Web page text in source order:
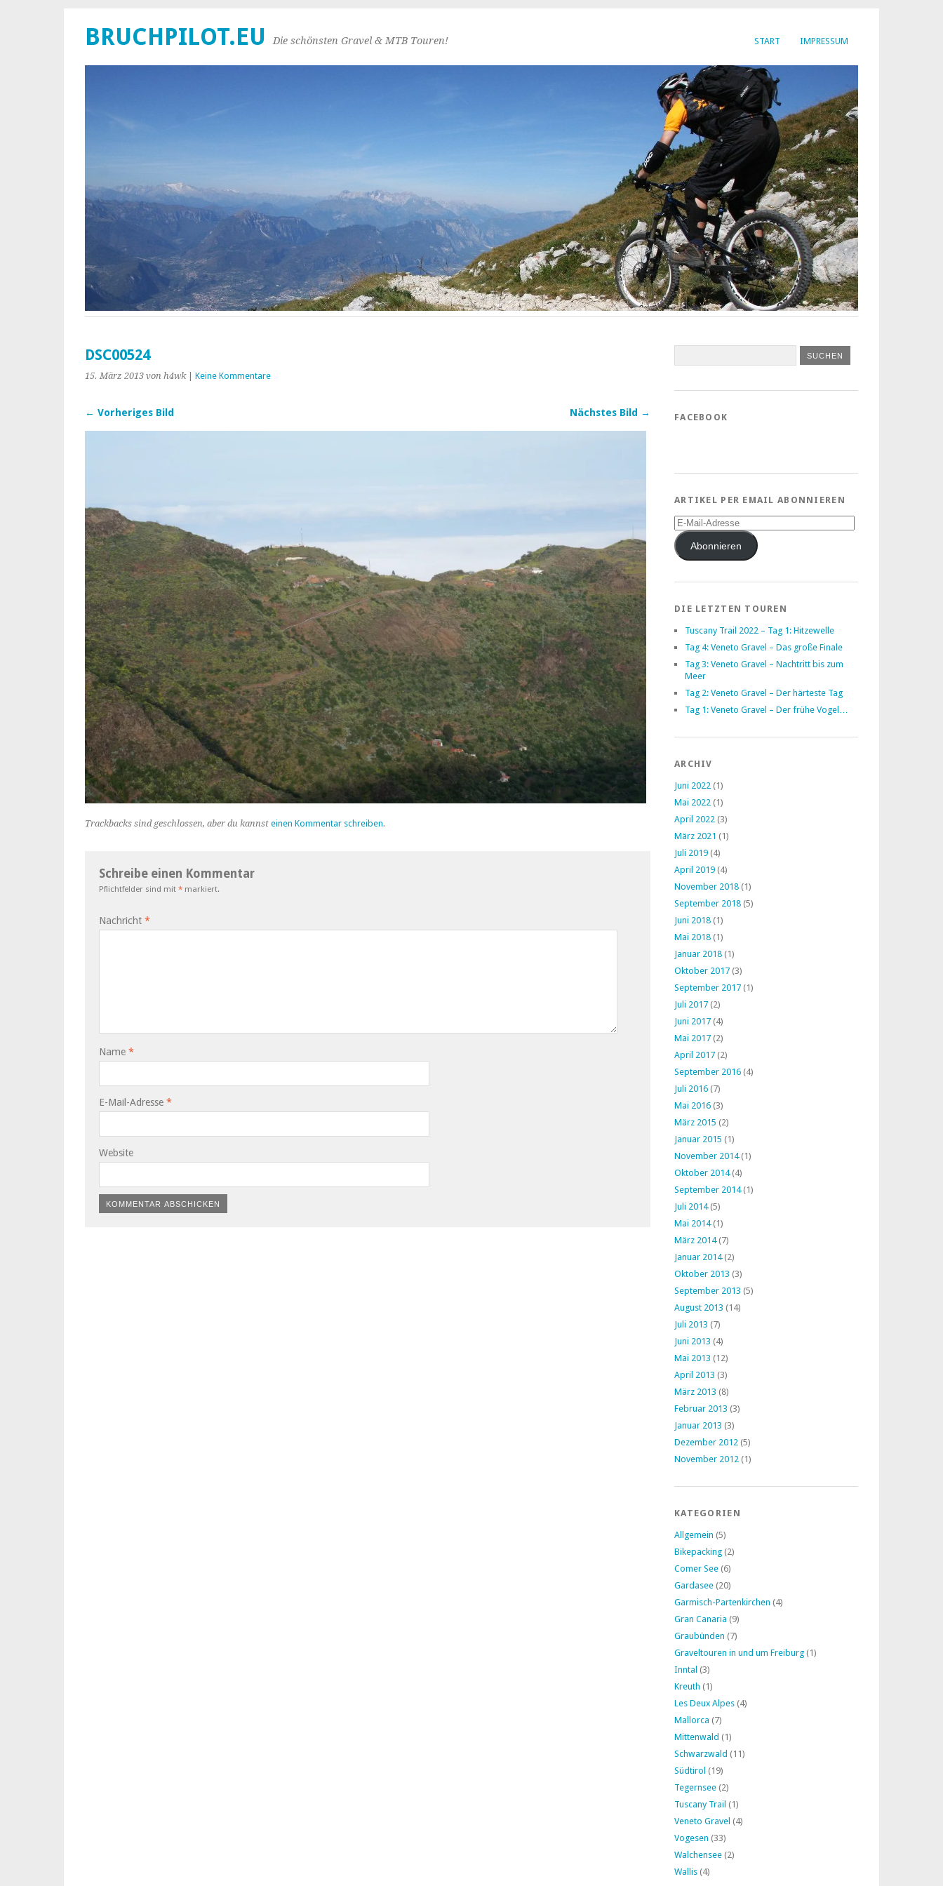
START IMPRESSUM
BRUCHPILOT.EU Die schönsten Gravel & MTB Touren!
DSC00524
15. März 2013 von h4wk| Keine Kommentare
← Vorheriges Bild Nächstes Bild →
Trackbacks sind geschlossen, aber du kannst einen Kommentar schreiben.
Schreibe einen Kommentar
Pflichtfelder sind mit * markiert.
Nachricht *
Name *
E-Mail-Adresse *
Website
FACEBOOK
ARTIKEL PER EMAIL ABONNIEREN
E-
Mail-
AdresseAbonnieren
DIE LETZTEN TOUREN
Tuscany Trail 2022 – Tag 1: Hitzewelle
Tag 4: Veneto Gravel – Das große Finale
Tag 3: Veneto Gravel – Nachtritt bis zum
Meer
Tag 2: Veneto Gravel – Der härteste Tag
Tag 1: Veneto Gravel – Der frühe Vogel…
ARCHIV
Juni 2022 (1)
Mai 2022 (1)
April 2022 (3)
März 2021 (1)
Juli 2019 (4)
April 2019 (4)
November 2018 (1)
September 2018 (5)
Juni 2018 (1)
Mai 2018 (1)
Januar 2018 (1)
Oktober 2017 (3)
September 2017 (1)
Juli 2017 (2)
Juni 2017 (4)
Mai 2017 (2)
April 2017 (2)
September 2016 (4)
Juli 2016 (7)
Mai 2016 (3)
März 2015 (2)
Januar 2015 (1)
November 2014(1)
Oktober 2014(4)
September 2014(1)
Juli 2014(5)
Mai 2014(1)
März 2014(7)
Januar 2014(2)
Oktober 2013 (3)
September 2013 (5)
August 2013 (14)
Juli 2013 (7)
Juni 2013 (4)
Mai 2013 (12)
April 2013 (3)
März 2013 (8)
Februar 2013 (3)
Januar 2013 (3)
Dezember 2012 (5)
November 2012 (1)
KATEGORIEN
Allgemein (5)
Bikepacking (2)
Comer See (6)
Gardasee (20)
Garmisch-Partenkirchen (4)
Gran Canaria (9)
Graubünden (7)
Graveltouren in und um Freiburg (1)
Inntal (3)
Kreuth (1)
Les Deux Alpes (4)
Mallorca (7)
Mittenwald (1)
Schwarzwald (11)
Südtirol (19)
Tegernsee (2)
Tuscany Trail (1)
Veneto Gravel (4)
Vogesen (33)
Walchensee (2)
Wallis (4)